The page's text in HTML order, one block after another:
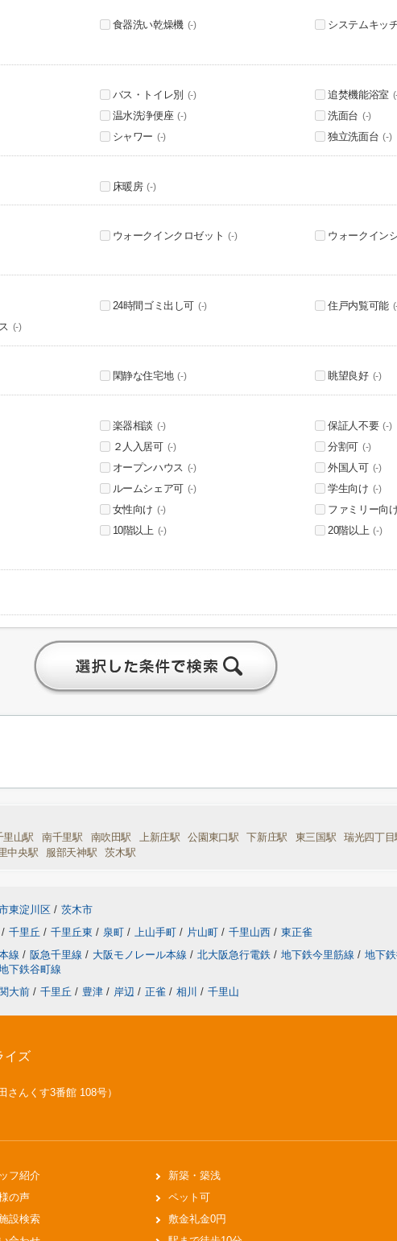
食器洗い乾燥機 (-) システムキッ
バス・トイレ別 (-) 追焚機能浴室
温水洗浄便座 (-) 洗面台 (-)
シャワー (-) 独立洗面台 (-)
床暖房 (-)
ウォークインクロゼット (-) ウォークイン
24時間ゴミ出し可 (-) 住戸内覧可能
(-)
閑静な住宅地 (-) 眺望良好 (-)
楽器相談 (-) 保証人不要 (-)
２人入居可 (-) 分割可 (-)
オープンハウス (-) 外国人可 (-)
ルームシェア可 (-) 学生向け (-)
女性向け (-) ファミリー向
10階以上 (-) 20階以上 (-)
里山駅 南千里駅 南吹田駅 上新庄駅 公園東口駅 下新庄駅 東三国駅 瑞光四丁目
中央駅 服部天神駅 茨木駅
東淀川区 / 茨木市
/ 千里丘 / 千里丘東 / 泉町 / 上山手町 / 片山町 / 千里山西 / 東正雀
線 / 阪急千里線 / 大阪モノレール本線 / 北大阪急行電鉄 / 地下鉄今里筋線 / 地下
下鉄谷町線
関大前 / 千里丘 / 豊津 / 岸辺 / 正雀 / 相川 / 千里山
イズ
んくす3番館 108号）
フ紹介
の声
設検索
新築・築浅
ペット可
敷金礼金0円